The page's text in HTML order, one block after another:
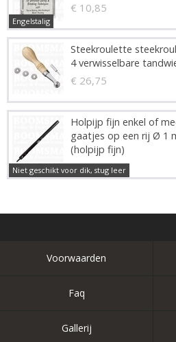
€ 10,85
Engelstalig
Steekroulette
4 verwisselbare
€ 26,75
Holpijp fijn enkel of
gaatjes op een rij Ø 1
(holpijp fijn)
€ 9,75
Niet geschikt voor dik, stug leer
Voorwaarden
Faq
Gallerij